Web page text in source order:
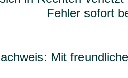
Fehler sofort
Mit